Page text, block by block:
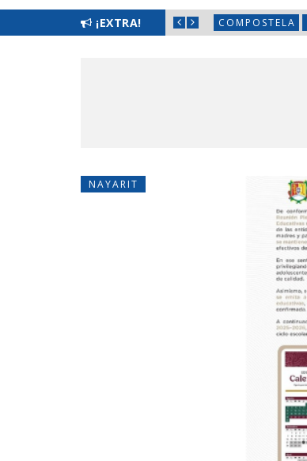
¡EXTRA!
JORNADA «HECHOS PARA ESCUCHARTE» COMPOSTELA
NAYARIT